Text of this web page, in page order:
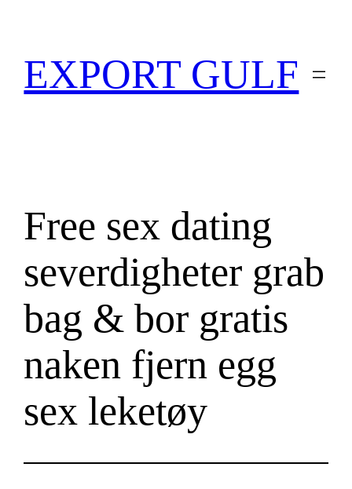
EXPORT GULF
Free sex dating
severdigheter grab
bag & bor gratis
naken fjern egg
sex leketøy